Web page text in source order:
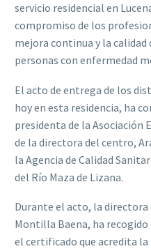
servicio residencial en
compromiso de los
mejora continua y la calidad
personas con enfermedad
El acto de entrega de los
hoy en esta residencia, ha
presidenta de la Asociación
de la directora del centro,
la Agencia de Calidad
del Río Maza de Lizana.
Durante el acto, la directora
Montilla Baena, ha
el certificado que acredita